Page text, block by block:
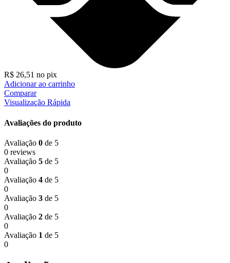
R$ 26,51 no pix
Adicionar ao carrinho
Comparar
Visualização Rápida
Avaliações do produto
Avaliação 0 de 5
0 reviews
Avaliação 5 de 5
0
Avaliação 4 de 5
0
Avaliação 3 de 5
0
Avaliação 2 de 5
0
Avaliação 1 de 5
0